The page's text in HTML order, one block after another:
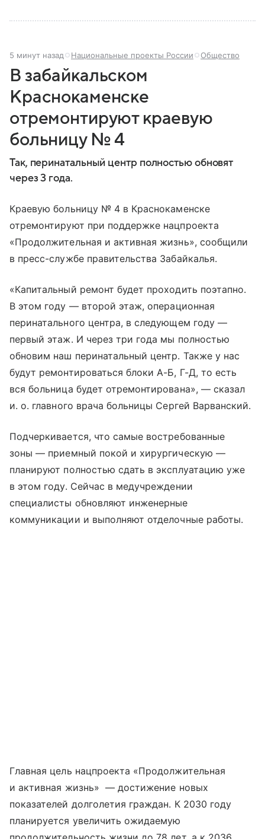
5 минут назад Национальные проекты России Общество
В забайкальском
Краснокаменске
отремонтируют краевую
больницу № 4
Так, перинатальный центр полностью обновят
через 3 года.
Краевую больницу № 4 в Краснокаменске
отремонтируют при поддержке нацпроекта
«Продолжительная и активная жизнь», сообщили
в пресс-службе правительства Забайкалья.
«Капитальный ремонт будет проходить поэтапно.
В этом году — второй этаж, операционная
перинатального центра, в следующем году —
первый этаж. И через три года мы полностью
обновим наш перинатальный центр. Также у нас
будут ремонтироваться блоки А-Б, Г-Д, то есть
вся больница будет отремонтирована», — сказал
и. о. главного врача больницы Сергей Варванский.
Подчеркивается, что самые востребованные
зоны — приемный покой и хирургическую —
планируют полностью сдать в эксплуатацию уже
в этом году. Сейчас в медучреждении
специалисты обновляют инженерные
коммуникации и выполняют отделочные работы.
Главная цель нацпроекта «Продолжительная
и активная жизнь» — достижение новых
показателей долголетия граждан. К 2030 году
планируется увеличить ожидаемую